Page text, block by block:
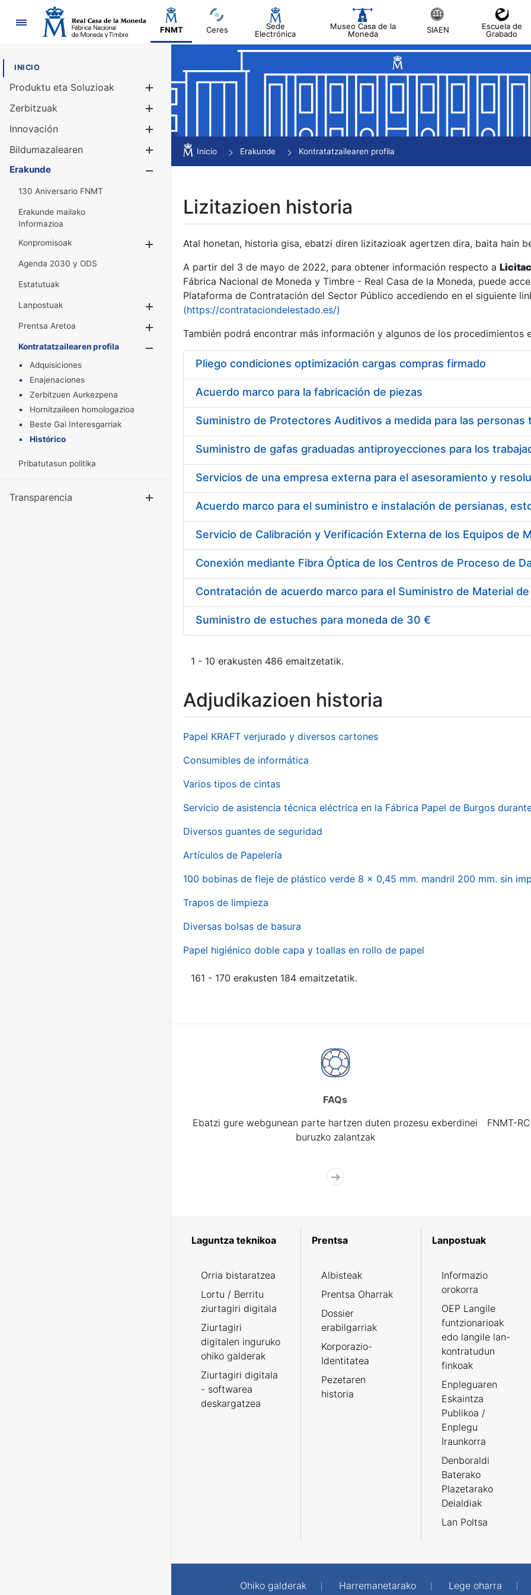
Nabigazioa
FNMT Ceres
Sede
Electrónica
Museo Casa de la
Moneda
SIAEN
Escuela de
Grabado
INICIO
Produktu eta Soluzioak
Erakutsi/Ezkutatu
Zerbitzuak
Innovación
Bildumazalearen
Erakutsi/Ezkutatu
Erakunde
130 Aniversario FNMT
Erakunde mailako
Informazioa
Konpromisoak
Erakutsi/Ezkutatu
Agenda 2030 y ODS
Estatutuak
Lanpostuak
Erakutsi/Ezkutatu
Prentsa Aretoa
Erakutsi/Ezkutatu
Kontratatzailearen profila
Erakutsi/Ezkutatu
Adquisiciones
Enajenaciones
Zerbitzuen Aurkezpena
Hornitzaileen homologazioa
Beste Gai Interesgarriak
Histórico
Pribatutasun politika
Transparencia Erakutsi/Ezkutatu
Inicio Erakunde Kontratatzailearen profila
Lizitazioen historia
Atal honetan, historia gisa, ebatzi diren lizitazioak agertzen dira, baita hain
A partir del 3 de mayo de 2022, para obtener información respecto a
Fábrica Nacional de Moneda y Timbre - Real Casa de la Moneda, puede
Plataforma de Contratación del Sector Público accediendo en el siguiente
(https://contrataciondelestado.es/)
También podrá encontrar más información y algunos de los procedimientos
Pliego condiciones optimización cargas compras firmado
Acuerdo marco para la fabricación de piezas
Acuerdo marco para el suministro e instalación de persianas,
Suministro de estuches para moneda de 30 €
1 - 10 erakusten 486 emaitzetatik.
Adjudikazioen historia
Papel KRAFT verjurado y diversos cartones
Consumibles de informática
Varios tipos de cintas
Servicio de asistencia técnica eléctrica en la Fábrica Papel de Burgos
Diversos guantes de seguridad
Artículos de Papelería
100 bobinas de fleje de plástico verde 8 x 0,45 mm. mandril 200 mm. sin
Trapos de limpieza
Diversas bolsas de basura
Papel higiénico doble capa y toallas en rollo de papel
161 - 170 erakusten 184 emaitzetatik.
FAQs
Ebatzi gure webgunean parte hartzen duten prozesu exberdinei
buruzko zalantzak
FNMT-
Laguntza teknikoa
Orria bistaratzea
Lortu / Berritu
ziurtagiri digitala
Ziurtagiri
digitalen inguruko
ohiko galderak
Ziurtagiri digitala
- softwarea
deskargatzea
Prentsa
Albisteak
Prentsa Oharrak
Dossier
erabilgarriak
Korporazio-
Identitatea
Pezetaren
historia
Lanpostuak
Informazio
orokorra
OEP Langile
funtzionarioak
edo langile lan-
kontratudun
finkoak
Enpleguaren
Eskaintza
Publikoa /
Enplegu
Iraunkorra
Denboraldi
Baterako
Plazetarako
Deialdiak
Lan Poltsa
Ohiko galderak Harremanetarako Lege oharra